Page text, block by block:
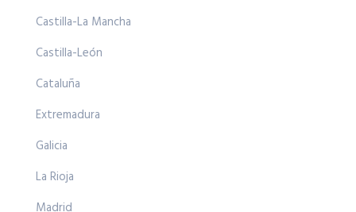
Castilla-La Mancha
Castilla-León
Cataluña
Extremadura
Galicia
La Rioja